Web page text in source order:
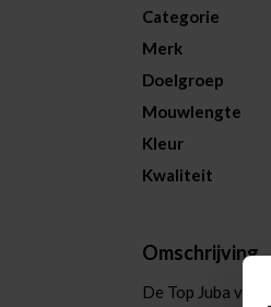
Categorie
Merk
Doelgroep
Mouwlengte
Kleur
Kwaliteit
Omschrijving
De Top Juba van